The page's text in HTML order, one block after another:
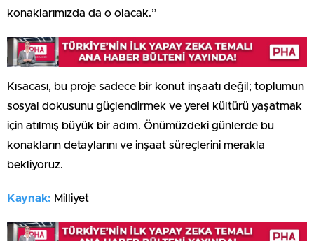
konaklarımızda da o olacak.”
Kısacası, bu proje sadece bir konut inşaatı değil; toplumun
sosyal dokusunu güçlendirmek ve yerel kültürü yaşatmak
için atılmış büyük bir adım. Önümüzdeki günlerde bu
konakların detaylarını ve inşaat süreçlerini merakla
bekliyoruz.
Kaynak: Milliyet